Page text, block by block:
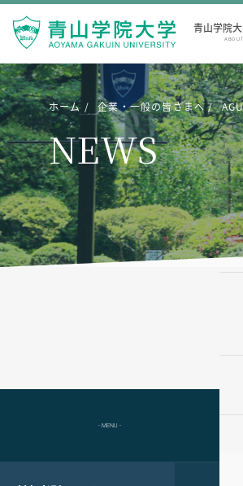
青山学院
ホーム 企業・一般の皆さまへ
NEWS
- MENU -